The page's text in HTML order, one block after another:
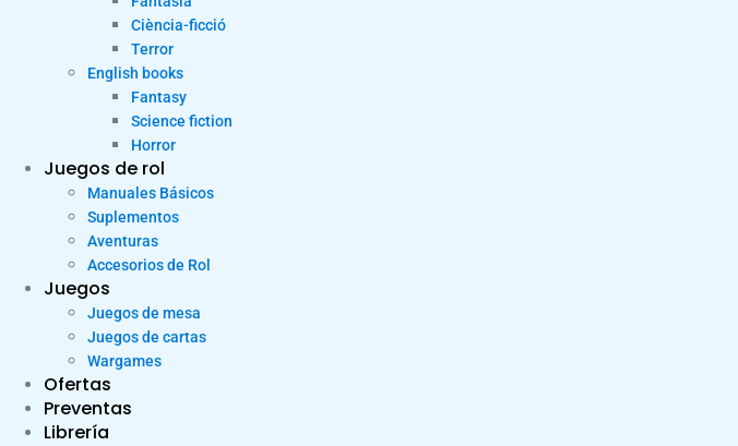
Ciència-ficció
Terror
English books
Fantasy
Science fiction
Horror
Juegos de rol
Manuales Básicos
Suplementos
Aventuras
Accesorios de Rol
Juegos
Juegos de mesa
Juegos de cartas
Wargames
Ofertas
Preventas
Librería